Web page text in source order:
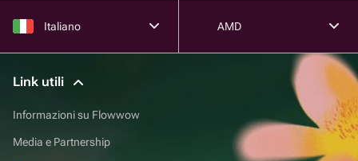
Italiano AMD
Link utili
Informazioni su Flowwow
Media e Partnership